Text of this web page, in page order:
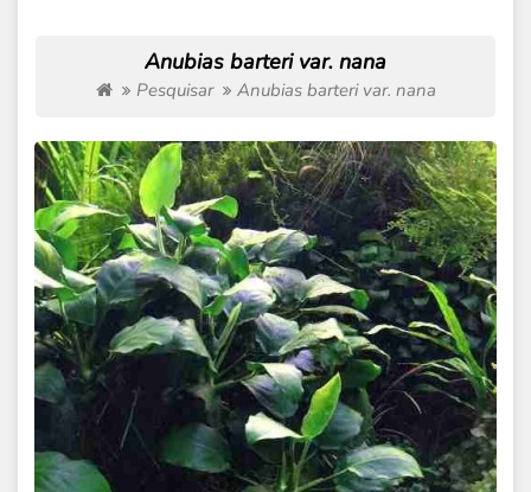
Anubias barteri var. nana
Pesquisar Anubias barteri var. nana